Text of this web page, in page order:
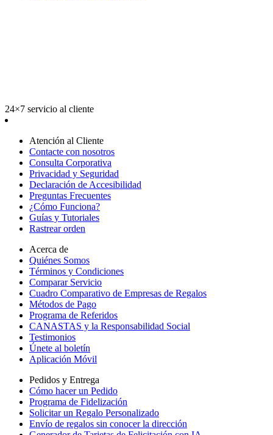
24×7 servicio al cliente
Atención al Cliente
Contacte con nosotros
Consulta Corporativa
Privacidad y Seguridad
Declaración de Accesibilidad
Preguntas Frecuentes
¿Cómo Funciona?
Guías y Tutoriales
Rastrear orden
Acerca de
Quiénes Somos
Términos y Condiciones
Comparar Servicio
Cuadro Comparativo de Empresas de Regalos
Métodos de Pago
Programa de Referidos
CANASTAS y la Responsabilidad Social
Testimonios
Únete al boletín
Aplicación Móvil
Pedidos y Entrega
Cómo hacer un Pedido
Programa de Fidelización
Solicitar un Regalo Personalizado
Envío de regalos sin conocer la dirección